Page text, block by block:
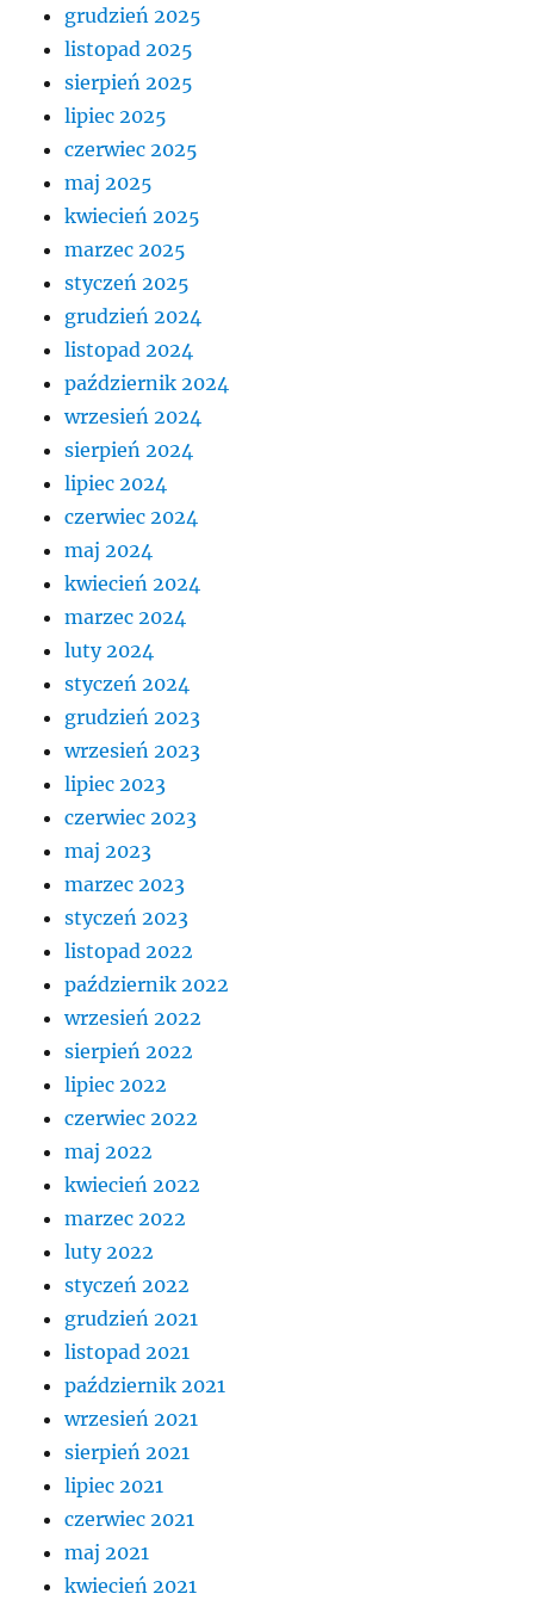
grudzień 2025
listopad 2025
sierpień 2025
lipiec 2025
czerwiec 2025
maj 2025
kwiecień 2025
marzec 2025
styczeń 2025
grudzień 2024
listopad 2024
październik 2024
wrzesień 2024
sierpień 2024
lipiec 2024
czerwiec 2024
maj 2024
kwiecień 2024
marzec 2024
luty 2024
styczeń 2024
grudzień 2023
wrzesień 2023
lipiec 2023
czerwiec 2023
maj 2023
marzec 2023
styczeń 2023
listopad 2022
październik 2022
wrzesień 2022
sierpień 2022
lipiec 2022
czerwiec 2022
maj 2022
kwiecień 2022
marzec 2022
luty 2022
styczeń 2022
grudzień 2021
listopad 2021
październik 2021
wrzesień 2021
sierpień 2021
lipiec 2021
czerwiec 2021
maj 2021
kwiecień 2021